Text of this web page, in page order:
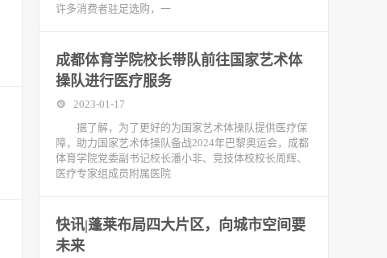
许多消费者驻足选购，一
成都体育学院校长带队前往国家艺术体
操队进行医疗服务
2023-01-17
据了解，为了更好的为国家艺术体操队提供医疗保
障，助力国家艺术体操队备战2024年巴黎奥运会，成都
体育学院党委副书记校长潘小非、竞技体校校长周辉、
医疗专家组成员附属医院
快讯|蓬莱布局四大片区，向城市空间要
未来